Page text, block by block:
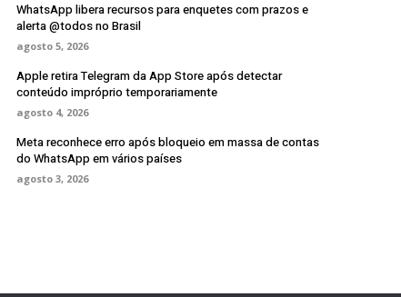
WhatsApp libera recursos para enquetes com prazos e
alerta @todos no Brasil
agosto 5, 2026
Apple retira Telegram da App Store após detectar
conteúdo impróprio temporariamente
agosto 4, 2026
Meta reconhece erro após bloqueio em massa de contas
do WhatsApp em vários países
agosto 3, 2026